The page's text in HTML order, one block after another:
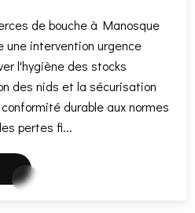
de bouche à Manosque
une intervention urgence
l'hygiène des stocks
des nids et la sécurisation
durable aux normes
pertes fi...